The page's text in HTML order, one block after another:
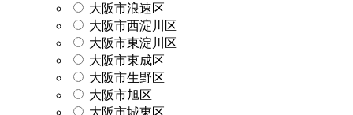
大阪市浪速区
大阪市西淀川区
大阪市東淀川区
大阪市東成区
大阪市生野区
大阪市旭区
大阪市城東区